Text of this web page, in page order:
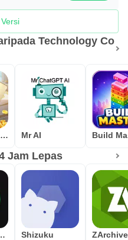
Technology Co
Teen Patti Master Mr AI Build
Jam Lepas
Podcasts Shizuku